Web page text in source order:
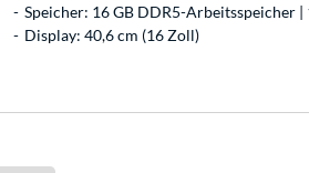
Speicher: 16 GB DDR5-Arbeitsspeicher |
Display: 40,6 cm (16 Zoll)